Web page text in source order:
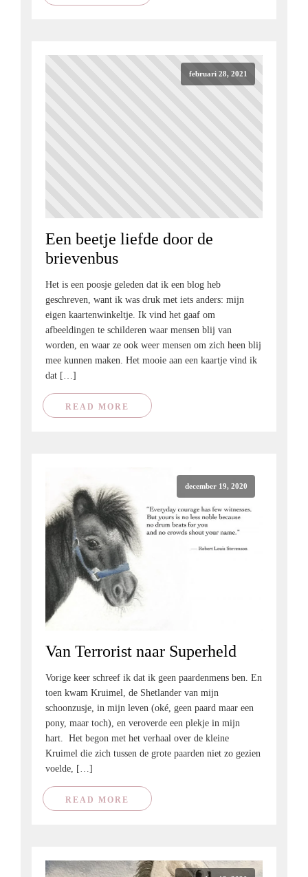
februari 28, 2021
Een beetje liefde door de
brievenbus
Het is een poosje geleden dat ik een blog heb
geschreven, want ik was druk met iets anders: mijn
eigen kaartenwinkeltje. Ik vind het gaaf om
afbeeldingen te schilderen waar mensen blij van
worden, en waar ze ook weer mensen om zich heen blij
mee kunnen maken. Het mooie aan een kaartje vind ik
dat […]
READ MORE
december 19, 2020
Van Terrorist naar Superheld
Vorige keer schreef ik dat ik geen paardenmens ben. En
toen kwam Kruimel, de Shetlander van mijn
schoonzusje, in mijn leven (oké, geen paard maar een
pony, maar toch), en veroverde een plekje in mijn
hart. Het begon met het verhaal over de kleine
Kruimel die zich tussen de grote paarden niet zo gezien
voelde, […]
READ MORE